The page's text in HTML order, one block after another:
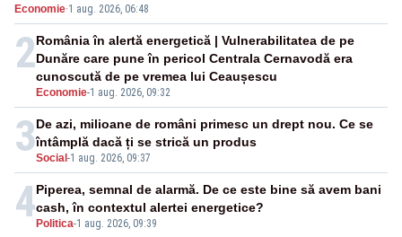
negativă
Economie·1 aug. 2026, 06:48
2
Economie-1 aug. 2026, 09:32
România în alertă energetică | Vulnerabilitatea de pe
Dunăre care pune în pericol Centrala Cernavodă era
cunoscută de pe vremea lui Ceaușescu
3Social -1 aug. 2026, 09:37
De azi, milioane de români primesc un drept nou. Ce se
întâmplă dacă ți se strică un produs
4 Politica-1 aug. 2026, 09:39
Piperea, semnal de alarmă. De ce este bine să avem bani
cash, în contextul alertei energetice?